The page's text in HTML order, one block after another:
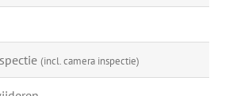
(incl. camera inspectie)